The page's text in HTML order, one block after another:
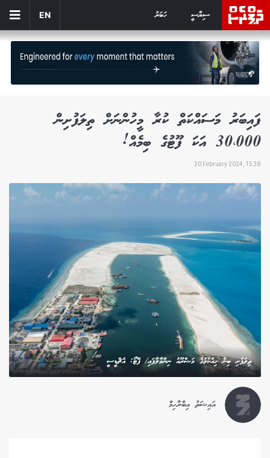
ސިޔާސީ ހަބަރު EN
ފައިބަރު މަސައްކަތް ކުރާ މީހުންނަށް ތިލަފުށިން
30،000 އަކަ ފޫޓުގެ ބިމެއް!
20 February 2024, 15:38
ތިލަފުށި ބިން ހިއްކުމުގެ މަޝްރޫއު ނިންމާލާފައި/ ފޮޓޯ: އެޗްޑީސީ
އައިޝަތު އިބްރާހިމް